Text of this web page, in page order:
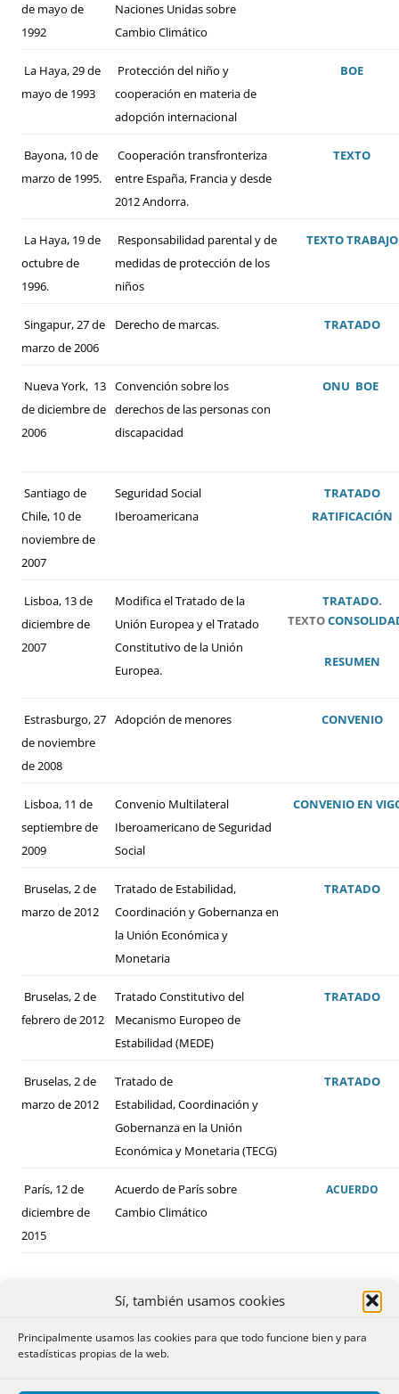
Sí, también usamos cookies
Principalmente usamos las cookies para que todo funcione bien y para
estadísticas propias de la web.
de mayo de
1992
Naciones Unidas sobre
Cambio Climático
La Haya, 29 de
mayo de 1993
Protección del niño y
cooperación en materia de
adopción internacional
BOE
Bayona, 10 de
marzo de 1995.
Cooperación transfronteriza
entre España, Francia y desde
2012 Andorra.
TEXTO
La Haya, 19 de
octubre de
1996.
Responsabilidad parental y de
medidas de protección de los
niños
TEXTOTRABAJO
Singapur, 27 de
marzo de 2006
Derecho de marcas. TRATADO
Nueva York, 13
de diciembre de
2006
Convención sobre los
derechos de las personas con
discapacidad
ONU BOE
Santiago de
Chile, 10 de
noviembre de
2007
Seguridad Social
Iberoamericana
TRATADO
RATIFICACIÓN
Lisboa, 13 de
diciembre de
2007
Modifica el Tratado de la
Unión Europea y el Tratado
Constitutivo de la Unión
Europea.
TRATADO.
TEXTO
RESUMEN
Estrasburgo, 27
de noviembre
de 2008
Adopción de menores CONVENIO
Lisboa, 11 de
septiembre de
2009
Convenio Multilateral
Iberoamericano de Seguridad
Social
CONVENIO EN
Bruselas, 2 de
marzo de 2012
Tratado de Estabilidad,
Coordinación y Gobernanza en
la Unión Económica y
Monetaria
TRATADO
Bruselas, 2 de
febrero de 2012
Tratado Constitutivo del
Mecanismo Europeo de
Estabilidad (MEDE)
TRATADO
Bruselas, 2 de
marzo de 2012
Tratado de
Estabilidad, Coordinación y
Gobernanza en la Unión
Económica y Monetaria (TECG)
TRATADO
París, 12 de
diciembre de
2015
Acuerdo de París sobre
Cambio Climático
ACUERDO
ALGUNOS DE LOS CONVENIOS BILATERALES
FIRMADOS POR ESPAÑA